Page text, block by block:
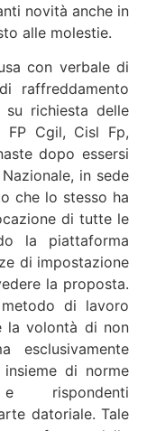
novità anche in
alle molestie.
con verbale di
raffreddamento
richiesta delle
FP Cgil, Cisl Fp,
dopo essersi
in sede
che lo stesso ha
di tutte le
la piattaforma
di impostazione
la proposta.
di lavoro
la volontà di non
esclusivamente
di norme
rispondenti
datoriale. Tale